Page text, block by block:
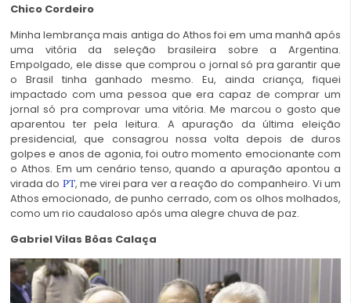
Chico Cordeiro
Minha lembrança mais antiga do Athos foi em uma manhã após
uma vitória da seleção brasileira sobre a Argentina.
Empolgado, ele disse que comprou o jornal só pra garantir que
o Brasil tinha ganhado mesmo. Eu, ainda criança, fiquei
impactado com uma pessoa que era capaz de comprar um
jornal só pra comprovar uma vitória. Me marcou o gosto que
aparentou ter pela leitura. A apuração da última eleição
presidencial, que consagrou nossa volta depois de duros
golpes e anos de agonia, foi outro momento emocionante com
o Athos. Em um cenário tenso, quando a apuração apontou a
virada do PT, me virei para ver a reação do companheiro. Vi um
Athos emocionado, de punho cerrado, com os olhos molhados,
como um rio caudaloso após uma alegre chuva de paz.
Gabriel Vilas Bôas Calaça